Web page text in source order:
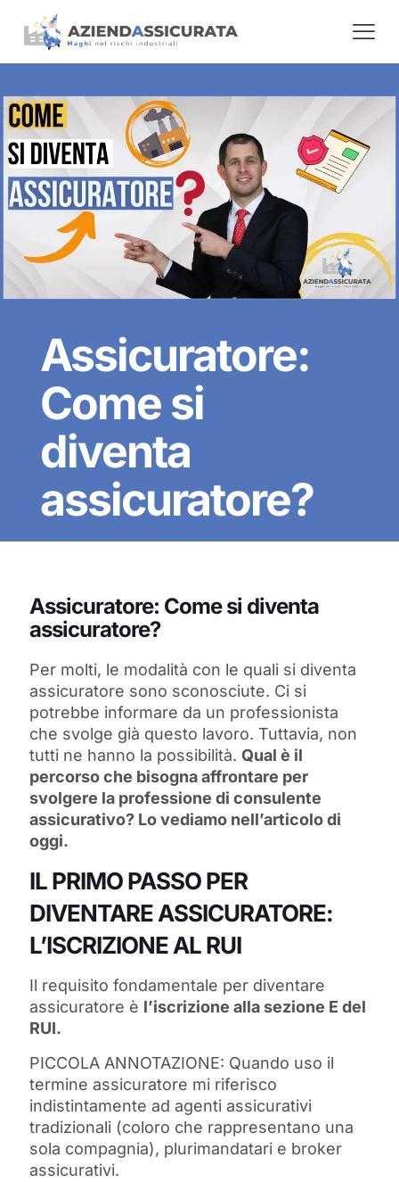
Assicuratore:
Come si
diventa
assicuratore?
Assicuratore: Come si diventa
assicuratore?
Per molti, le modalità con le quali si diventa
assicuratore sono sconosciute. Ci si
potrebbe informare da un professionista
che svolge già questo lavoro. Tuttavia, non
tutti ne hanno la possibilità. Qual è il
percorso che bisogna affrontare per
svolgere la professione di consulente
assicurativo? Lo vediamo nell’articolo di
oggi.
IL PRIMO PASSO PER
DIVENTARE ASSICURATORE:
L’ISCRIZIONE AL RUI
Il requisito fondamentale per diventare
assicuratore è l’iscrizione alla sezione E del
RUI.
PICCOLA ANNOTAZIONE: Quando uso il
termine assicuratore mi riferisco
indistintamente ad agenti assicurativi
tradizionali (coloro che rappresentano una
sola compagnia), plurimandatari e broker
assicurativi.